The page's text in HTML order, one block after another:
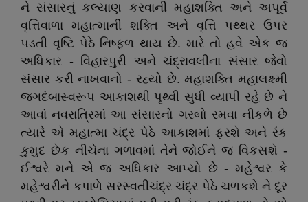
ને સંસારનું કલ્યાણ કરવાની મહાશક્તિ અને અપૂર્વ
વૃત્તિવાળા મહાત્માની શક્તિ અને વૃત્તિ પથ્થર ઉપર
પડતી વૃષ્ટિ પેઠે નિષ્ફળ થાય છે. મારે તો હવે એક જ
અધિકાર - વિહારપુરી અને ચંદ્રાવલીના સંસાર જેવો
સંસાર કરી નાખવાનો - રહ્યો છે. મહાશક્તિ મહાલક્ષ્મી
જગદંબાસ્વરૂપ આકાશથી પૃથ્વી સુધી વ્યાપી રહે છે ને
આવાં નવરાત્રિમાં આ સંસારનો ગરબો રમવા નીકળે છે
ત્યારે એ મહાત્મા ચંદ્ર પેઠે આકાશમાં ફરશે અને રંક
કુમુદ છેક નીચેના ગળાવમાં તેને જોઈને જ વિકસશે -
ઈશ્વરે મને એ જ અધિકાર આપ્યો છે - મહેશ્વર કે
મહેશ્વરીને કપાળે સરસ્વતીચંદ્ર ચંદ્ર પેઠે ચળકશે ને દૂર